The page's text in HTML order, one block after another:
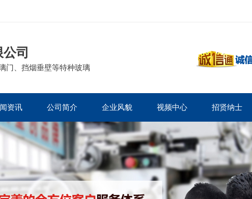
司
门、挡烟垂壁等特种玻璃
资讯 公司简介 企业风貌 视频中心 招贤纳士